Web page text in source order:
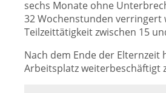
sechs Monate ohne
32 Wochenstunden verringert
Teilzeittätigkeit zwischen 15
Nach dem Ende der
Arbeitsplatz weiterbeschäftigt